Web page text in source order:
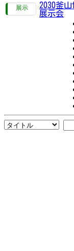
2030釜
展示会